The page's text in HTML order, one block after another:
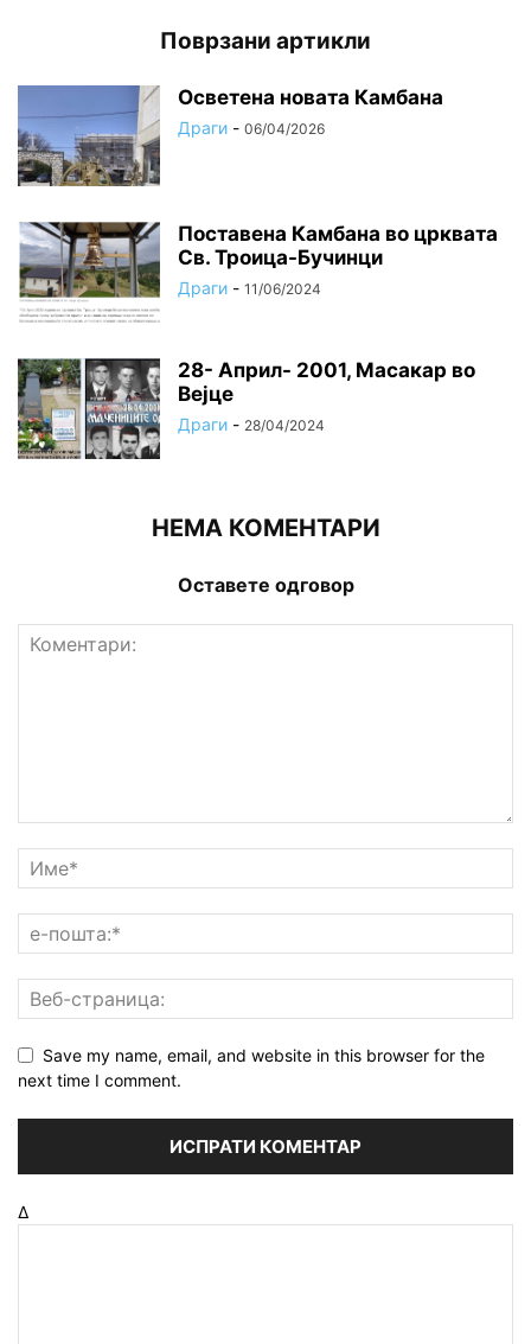
Поврзани артикли
Осветена новата Камбана
Драги - 06/04/2026
Поставена Камбана во црквата
Св. Троица-Бучинци
Драги - 11/06/2024
28- Април- 2001, Масакар во
Вејце
Драги - 28/04/2024
НЕМА КОМЕНТАРИ
Оставете одговор
Save my name, email, and website in this browser for the
next time I comment.
Δ